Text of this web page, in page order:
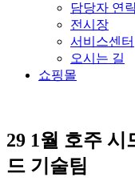
담당자 연
전시장
서비스센터
오시는 길
쇼핑몰
29 1월 호주 시
드 기술팀